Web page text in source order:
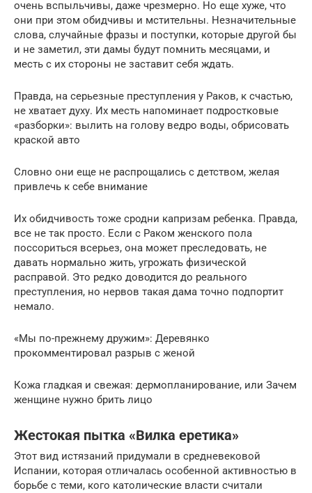
очень вспыльчивы, даже чрезмерно. Но еще хуже, что
они при этом обидчивы и мстительны. Незначительные
слова, случайные фразы и поступки, которые другой бы
и не заметил, эти дамы будут помнить месяцами, и
месть с их стороны не заставит себя ждать.
Правда, на серьезные преступления у Раков, к счастью,
не хватает духу. Их месть напоминает подростковые
«разборки»: вылить на голову ведро воды, обрисовать
краской авто
Словно они еще не распрощались с детством, желая
привлечь к себе внимание
Их обидчивость тоже сродни капризам ребенка. Правда,
все не так просто. Если с Раком женского пола
поссориться всерьез, она может преследовать, не
давать нормально жить, угрожать физической
расправой. Это редко доводится до реального
преступления, но нервов такая дама точно подпортит
немало.
«Мы по-прежнему дружим»: Деревянко
прокомментировал разрыв с женой
Кожа гладкая и свежая: дермопланирование, или Зачем
женщине нужно брить лицо
Жестокая пытка «Вилка еретика»
Этот вид истязаний придумали в средневековой
Испании, которая отличалась особенной активностью в
борьбе с теми, кого католические власти считали